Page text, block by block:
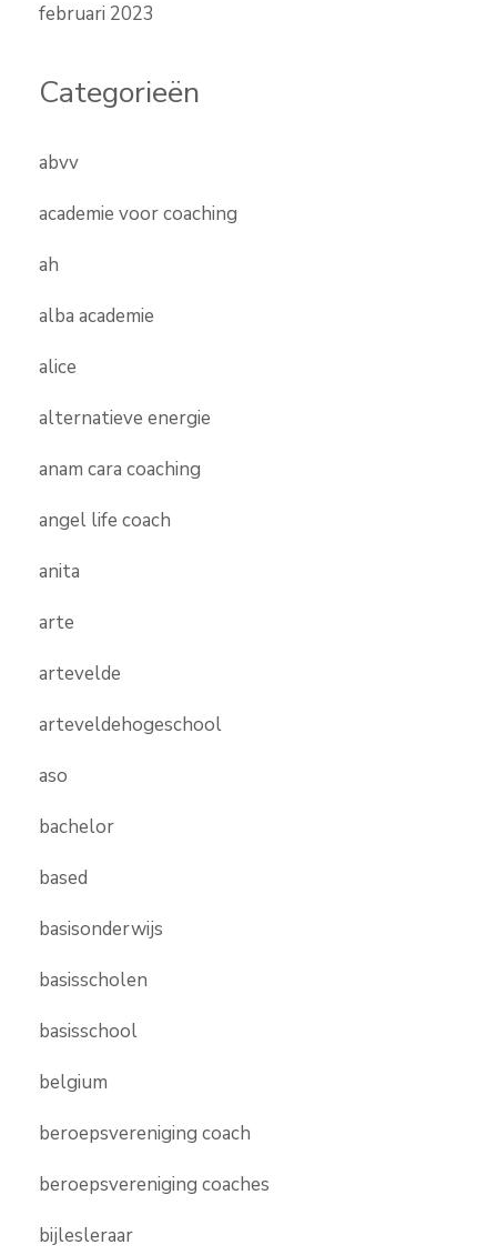
februari 2023
Categorieën
abvv
academie voor coaching
ah
alba academie
alice
alternatieve energie
anam cara coaching
angel life coach
anita
arte
artevelde
arteveldehogeschool
aso
bachelor
based
basisonderwijs
basisscholen
basisschool
belgium
beroepsvereniging coach
beroepsvereniging coaches
bijlesleraar